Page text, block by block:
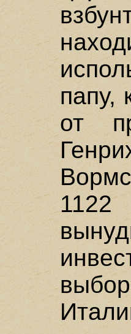
папу,
от
1122